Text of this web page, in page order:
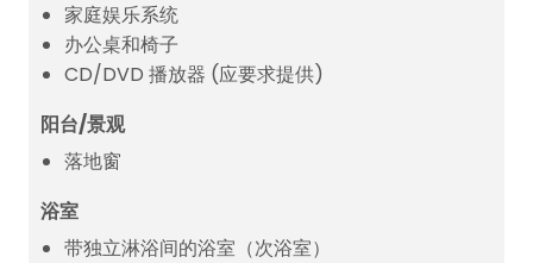
家庭娱乐系统
办公桌和椅子
CD/DVD 播放器 (应要求提供)
阳台/景观
落地窗
浴室
带独立淋浴间的浴室（次浴室）